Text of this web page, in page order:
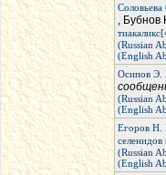
Соловьева
,
(Russian
(English
Осипов Э.
(Russian
(English
Егоров Н.
селенидов
(Russian
(English